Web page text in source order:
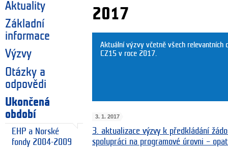
Aktuality
Základní
informace
Výzvy
Otázky a
odpovědi
Ukončená
období
EHP a Norské
fondy 2004-2009
2017
Aktuální výzvy včetně všech relevantních
CZ15 v roce 2017.
3. 1. 2017
3. aktualizace výzvy k předkládání
spolupráci na programové úrovni –